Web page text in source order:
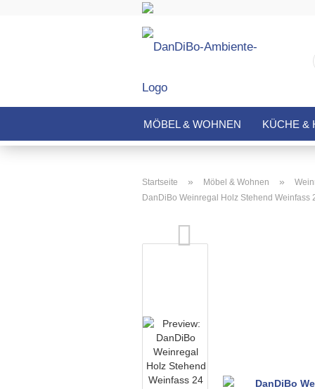
MÖBEL & WOHNEN KÜCHE &
Startseite » Möbel & Wohnen »
DanDiBo Weinregal Holz Stehend